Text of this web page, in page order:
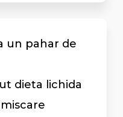
un pahar de
dieta lichida